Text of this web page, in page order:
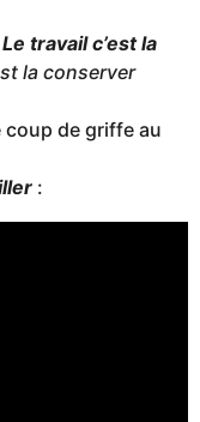
Le travail c’est la
la conserver
coup de griffe au
: